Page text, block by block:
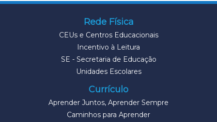
Rede Física
CEUs e Centros Educacionais
Incentivo à Leitura
SE - Secretaria de Educação
Unidades Escolares
Currículo
Aprender Juntos, Aprender Sempre
Caminhos para Aprender